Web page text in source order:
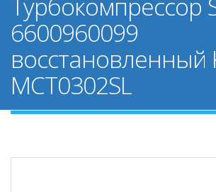
Турбокомпрессор
6600960099
восстановленный
MCT0302SL